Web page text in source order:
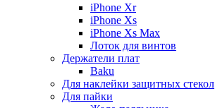
iPhone Xr
iPhone Xs
iPhone Xs Max
Лоток для винтов
Держатели плат
Baku
Для наклейки защитных стекол
Для пайки